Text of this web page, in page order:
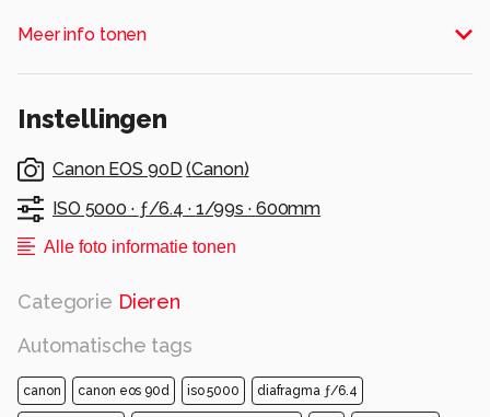
Alle rechten voorbehouden
Meer info tonen
Instellingen
Canon EOS 90D (Canon)
ISO 5000 · ƒ/6.4 · 1/99s · 600mm
Alle foto informatie tonen
Categorie Dieren
Automatische tags
canon canon eos 90d iso 5000 diafragma ƒ/6.4